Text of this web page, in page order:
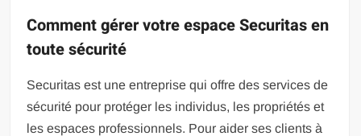
Comment gérer votre espace Securitas en
toute sécurité
Securitas est une entreprise qui offre des services de
sécurité pour protéger les individus, les propriétés et
les espaces professionnels. Pour aider ses clients à